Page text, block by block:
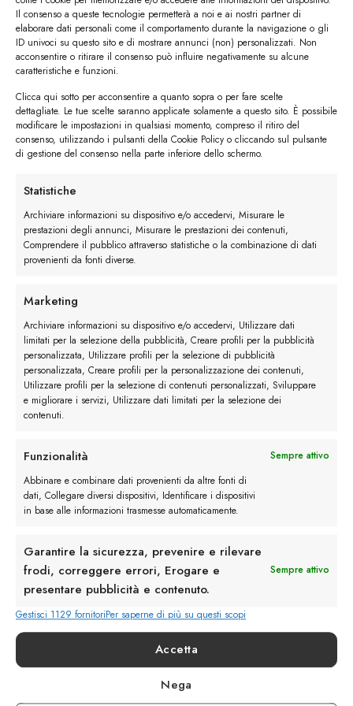
Il consenso a queste tecnologie permetterà a noi e ai nostri partner di
elaborare dati personali come il comportamento durante la navigazione o gli
ID univoci su questo sito e di mostrare annunci (non) personalizzati. Non
acconsentire o ritirare il consenso può influire negativamente su alcune
caratteristiche e funzioni.
Clicca qui sotto per acconsentire a quanto sopra o per fare scelte
dettagliate. Le tue scelte saranno applicate solamente a questo sito. È possibile
modificare le impostazioni in qualsiasi momento, compreso il ritiro del
consenso, utilizzando i pulsanti della Cookie Policy o cliccando sul pulsante
di gestione del consenso nella parte inferiore dello schermo.
Statistiche
Archiviare informazioni su dispositivo e/o accedervi, Misurare le
prestazioni degli annunci, Misurare le prestazioni dei contenuti,
Comprendere il pubblico attraverso statistiche o la combinazione di dati
provenienti da fonti diverse.
Marketing
Archiviare informazioni su dispositivo e/o accedervi, Utilizzare dati
limitati per la selezione della pubblicità, Creare profili per la pubblicità
personalizzata, Utilizzare profili per la selezione di pubblicità
personalizzata, Creare profili per la personalizzazione dei contenuti,
Utilizzare profili per la selezione di contenuti personalizzati, Sviluppare
e migliorare i servizi, Utilizzare dati limitati per la selezione dei
contenuti.
Funzionalità
Sempre attivo
Abbinare e combinare dati provenienti da altre fonti di
dati, Collegare diversi dispositivi, Identificare i dispositivi
in base alle informazioni trasmesse automaticamente.
Garantire la sicurezza, prevenire e rilevare
frodi, correggere errori, Erogare e
presentare pubblicità e contenuto.
Sempre attivo
Gestisci 1129 fornitoriPer saperne di più su questi scopi
Accetta
Nega
aperto. Questa regola del vestire bene ha origini
antiche ma tutt’oggi è in vigore e andrebbe
sempre seguita anche per evitare di sembrare
No allo scollo a V
Diciamocelo, le magliette con scollo a V che
quanto di più lontano ci sia dal bin ton. Anche le
camicie andrebbero indossate con solo il primo
bottone slacciato e tutti gli altri ben allacciati.
No agli slip a vista
A prescindere dai pantaloni che indossate
di lasciare gli slip a vista , anche nel caso in cui
amiate i pantaloni larghi stile hip hop. Lo slip non è
fatto per essere mostrato in pubblico, nemmeno il
maxi elastico brandizzato.
Attenzione alle scarpe
gli eventi fate sempre attenzione a
presentarvi
con le scarpe in ordine; questo vuol dire
spazzolarle e lucidarle prima di uscire.
segni visibili sulla tomaia.
Il marsupio? Che orrore!
Per quanto comodo e pratico sia, il marsupio è un
accessorio davvero brutto a vedersi. Non importa
se negli ultimi anni le grandi maison della moda
ne hanno fatto modelli oversize e con logo all
il marsupio è da evitare perché rovina